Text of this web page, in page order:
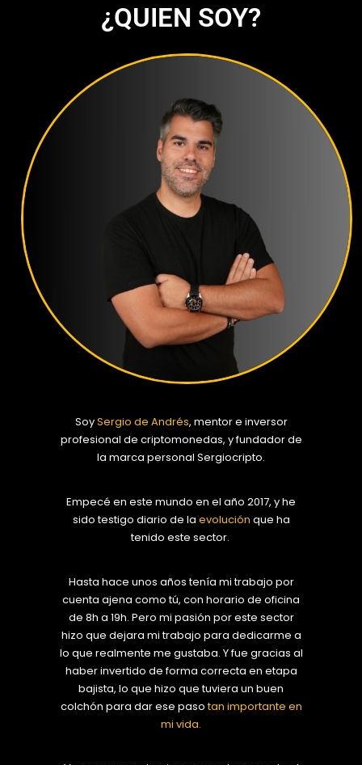
¿QUIEN SOY?
SoySergio de Andrés, mentor e inversor
profesional de criptomonedas, y fundador de
la marca personal Sergiocripto.
Empecé en este mundo en el año 2017, y he
sido testigo diario de la evolución que ha
tenido este sector.
Hasta hace unos años tenía mi trabajo por
cuenta ajena como tú, con horario de oficina
de 8h a 19h. Pero mi pasión por este sector
hizo que dejara mi trabajo para dedicarme a
lo que realmente me gustaba. Y fue gracias al
haber invertido de forma correcta en etapa
bajista, lo que hizo que tuviera un buen
colchón para dar ese pasotan importante en
mi vida.